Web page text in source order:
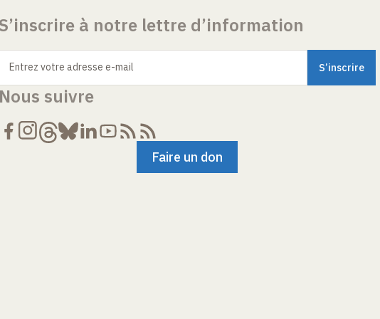
à notre lettre d’information
Entrez votre adresse e-mail
suivre
Faire un don